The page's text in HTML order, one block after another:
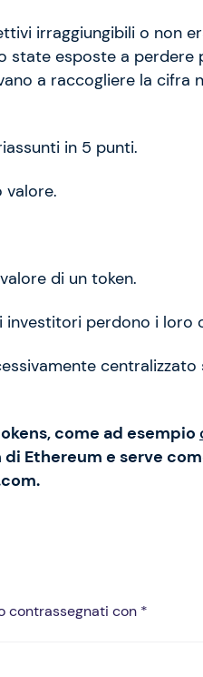
irraggiungibili o non
state esposte a perdere
a raccogliere la cifra
in 5 punti.
valore.
di un token.
investitori perdono i loro
centralizzato
come ad esempio
Ethereum e serve
contrassegnati con *